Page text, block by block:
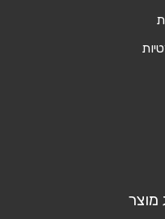
מוצר